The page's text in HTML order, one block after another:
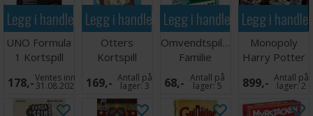
Legg i handlekurven
UNO Formula
1 Kortspill
178,-Ventes inn
31.08.2026
Legg i handlekurven
Otters
Kortspill
169,- Antall på
lager:3
Legg i handlekurven
Omvendtspillet
Familie
Partyspill
68,- Antall på
lager:5
Legg i
Monopoly
Harry Potter
- SVENSK
899,- Antall på
lager:2